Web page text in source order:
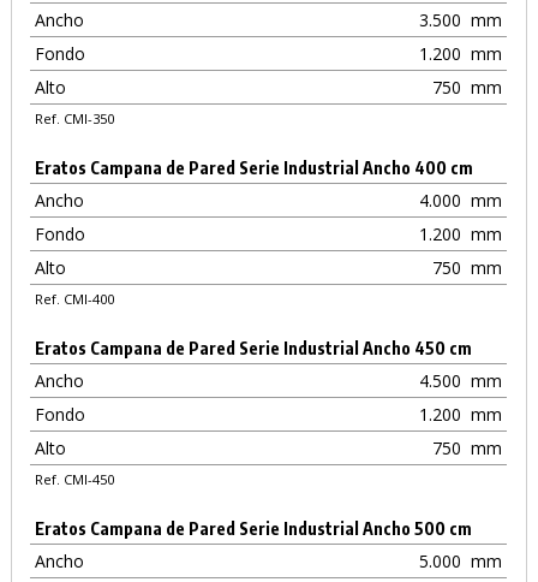
Ancho 3.500 mm
Fondo
1.200 mm
Alto
750 mm
Ref. CMI-350
Eratos Campana de Pared Serie Industrial Ancho 400 cm
Ancho 4.000 mm
Fondo
1.200 mm
Alto
750 mm
Ref. CMI-400
Eratos Campana de Pared Serie Industrial Ancho 450 cm
Ancho 4.500 mm
Fondo
1.200 mm
Alto
750 mm
Ref. CMI-450
Eratos Campana de Pared Serie Industrial Ancho 500 cm
Ancho 5.000 mm